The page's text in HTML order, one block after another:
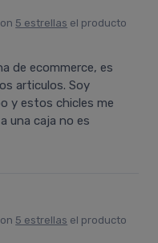
5 estrellas el producto
de ecommerce, es
articulos. Soy
y estos chicles me
una caja no es
5 estrellas el producto